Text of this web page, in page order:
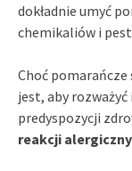
dokładnie umyć
chemikaliów i
Choć pomarańcze
jest, aby rozważyć
predyspozycji
reakcji